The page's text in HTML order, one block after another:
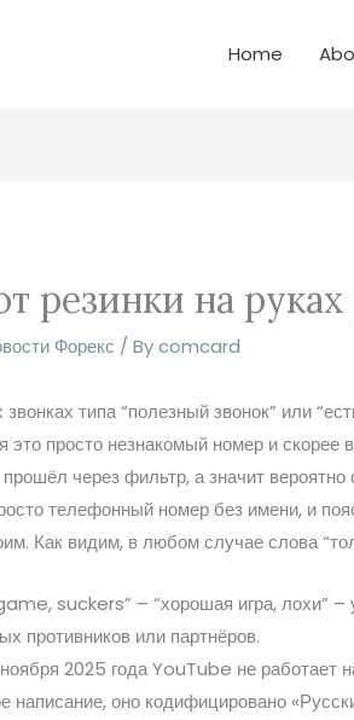
Home
резинки на
Форекс / Bycomcard
типа “полезный звонок” или
просто незнакомый номер и скорее
через фильтр, а значит
телефонный номер без имени, и
Как видим, в любом случае слова
suckers” – “хорошая игра, лохи” –
противников или партнёров.
2025 года YouTube не работает
написание, оно кодифицировано